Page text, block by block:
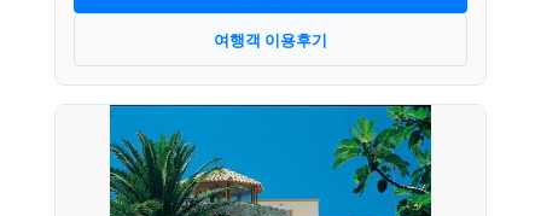
여행객 이용후기